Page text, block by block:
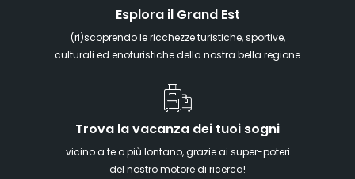
Esplora il Grand Est
(ri)scoprendo le ricchezze turistiche, sportive,
culturali ed enoturistiche della nostra bella regione
Trova la vacanza dei tuoi sogni
vicino a te o più lontano, grazie ai super-poteri
del nostro motore di ricerca!